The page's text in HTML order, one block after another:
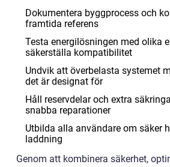
Dokumentera byggprocess och
framtida referens
Testa energilösningen med olika
säkerställa kompatibilitet
Undvik att överbelasta systemet
det är designat för
Håll reservdelar och extra
snabba reparationer
Utbilda alla användare om säker
laddning
Genom att kombinera säkerhet,